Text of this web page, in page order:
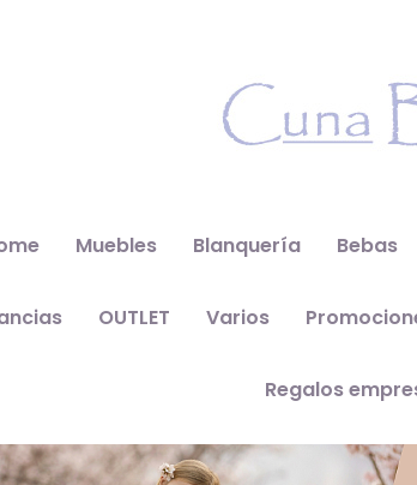
Muebles Blanquería Bebas
OUTLET Varios
Regalos